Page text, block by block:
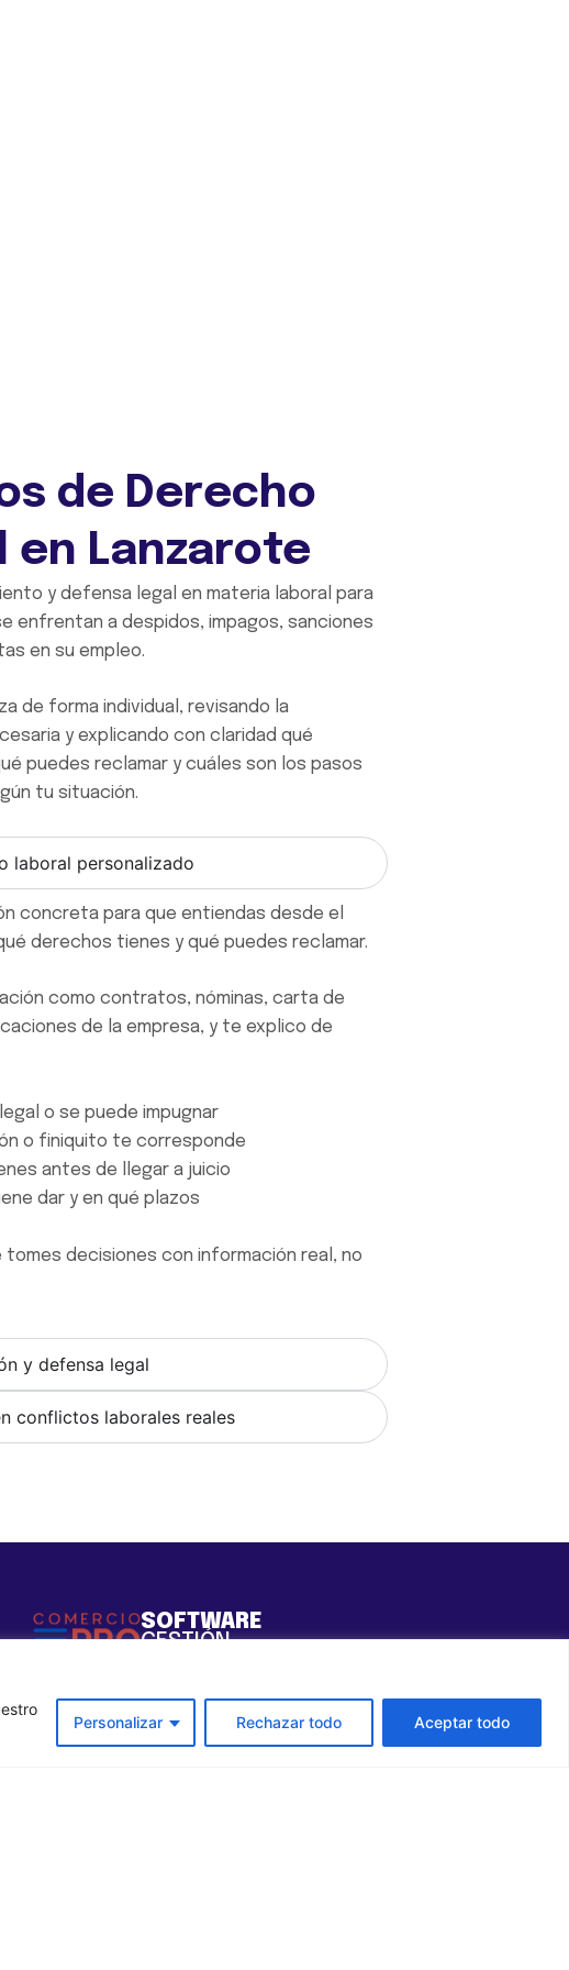
Personalizar Rechazar todo Aceptar todo
de Derecho
en Lanzarote
y defensa legal en materia laboral para
enfrentan a despidos, impagos, sanciones
en su empleo.
de forma individual, revisando la
y explicando con claridad qué
puedes reclamar y cuáles son los pasos
tu situación.
laboral personalizado
concreta para que entiendas desde el
derechos tienes y qué puedes reclamar.
como contratos, nóminas, carta de
de la empresa, y te explico de
o se puede impugnar
o finiquito te corresponde
antes de llegar a juicio
dar y en qué plazos
tomes decisiones con información real, no
y defensa legal
conflictos laborales reales
SOFTWARE
GESTIÓN
Política de privacidad
Aviso legal